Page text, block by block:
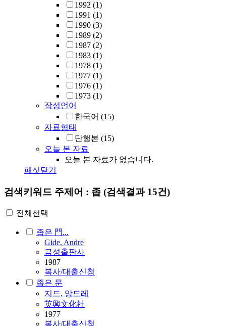
1992 (1)
1991 (1)
1990 (3)
1989 (2)
1987 (2)
1983 (1)
1978 (1)
1977 (1)
1976 (1)
1973 (1)
작성언어
한국어 (15)
자료형태
단행본 (15)
오늘 본 자료
오늘 본 자료가 없습니다.
패싯닫기
검색키워드 주제어 : 좁 (검색결과 15건)
전체선택
좁은 門...
Gide, Andre
금성출판사
1987
복사/대출신청
좁은 문
지드, 앙드레
英興文化社
1977
복사/대출신청